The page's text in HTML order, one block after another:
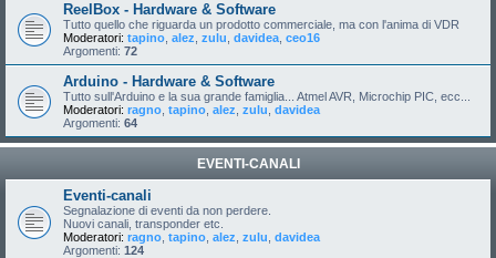
ReelBox - Hardware & Software
Tutto quello che riguarda un prodotto commerciale, ma con l'anima di VDR
Moderatori: tapino alez zulu davidea ceo16
Argomenti: 72
Arduino - Hardware & Software
Tutto sull'Arduino e la sua grande famiglia... Atmel AVR, Microchip PIC, ecc...
Moderatori: ragno tapino alez zulu davidea
Argomenti: 64
EVENTI-CANALI
Eventi-canali
Segnalazione di eventi da non perdere.
Nuovi canali, transponder etc.
Moderatori: ragno tapino alez zulu davidea
Argomenti: 124